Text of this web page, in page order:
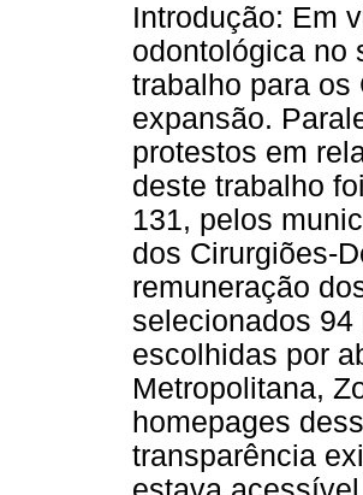
Introdução: Em
odontológica no
trabalho para os
expansão.
protestos em
deste trabalho
131, pelos
dos Cirurgiões-
remuneração
selecionados
escolhidas por
Metropolitana,
homepages
transparência